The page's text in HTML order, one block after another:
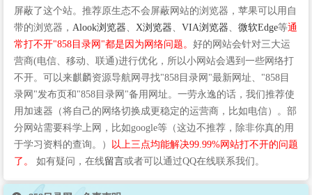
屏蔽了这个站。推荐原生态不会屏蔽网站的浏览器，苹果可以用自
带的浏览器， Alook浏览器 X浏览器 VIA浏览器 微软Edge等通
常打不开"858目录网"都是因为网络问题。 好的网站会针对三大运
营商(电信、移动、联通)进行优化，所以小网站会遇到一些网络打
不开。可以来麒麟资源导航网寻找"858目录网"最新网址、"858目
录网"发布页和"858目录网"备用网址。一劳永逸的话，我们推荐使
用加速器（将自己的网络切换成更稳定的运营商，比如电信）。部
分网站需要科学上网，比如google等（这边不推荐，除非你真的用
于学习资料的查询。）
以上三点均能解决99.99%网站打不开的问题
了。
如有疑问，在线留言或者可以通过QQ在线联系我们。